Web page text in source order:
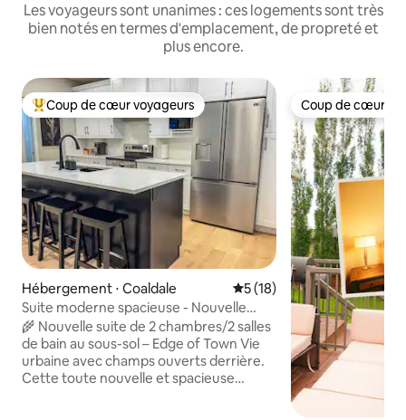
Les voyageurs sont unanimes : ces logements sont très
bien notés en termes d'emplacement, de propreté et
plus encore.
Coups de cœur voyageurs les plus appréciés
Coup de cœur voyageurs
Hébergement ⋅ Coaldale Évaluation moyenne sur la
5 (18)
Suite moderne spacieuse - Nouvelle
construction en bordure de ville.
🌾 Nouvelle suite de 2 chambres/2 salles
de bain au sous-sol – Edge of Town Vie
urbaine avec champs ouverts derrière.
Cette toute nouvelle et spacieuse
Coup de cœur
Coup de cœur